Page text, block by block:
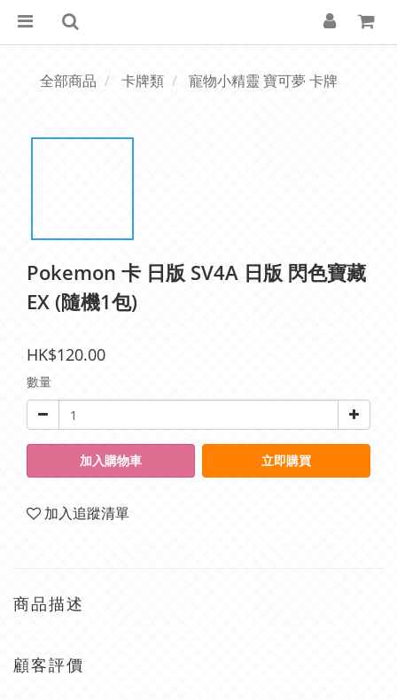
全部商品 卡牌類 寵物小精靈 寶可夢 卡牌
Pokemon 卡 日版 SV4A 日版 閃色寶藏
EX (隨機1包)
HK$120.00
數量
加入購物車 立即購買
加入追蹤清單
商品描述
顧客評價